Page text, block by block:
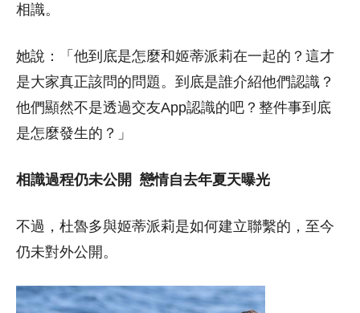
相識。
她說：「他到底是怎麼和姬蒂派莉在一起的？這才
是大家真正該問的問題。到底是誰介紹他們認識？
他們顯然不是透過交友App認識的吧？整件事到底
是怎麼發生的？」
相識過程仍未公開 戀情自去年夏天曝光
不過，杜魯多與姬蒂派莉是如何建立聯繫的，至今
仍未對外公開。